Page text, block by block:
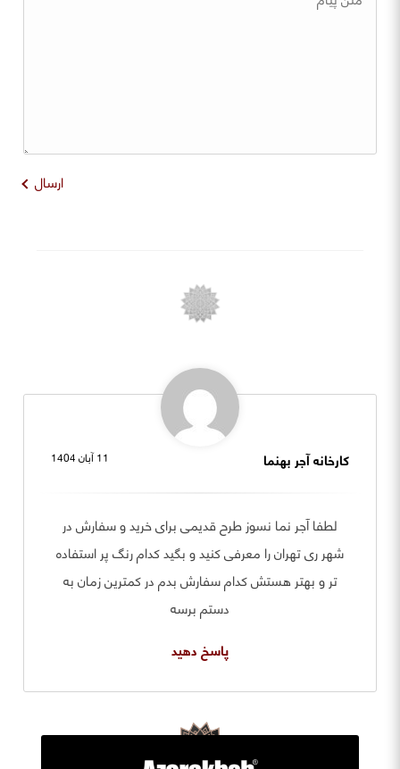
ارسال
کارخانه آجر بهنما 11 آبان 1404
لطفا آجر نما نسوز طرح قدیمی برای خرید و سفارش در
شهر ری تهران را معرفی کنید و بگید کدام رنگ پر استفاده
تر و بهتر هستش کدام سفارش بدم در کمترین زمان به
دستم برسه
پاسخ دهید